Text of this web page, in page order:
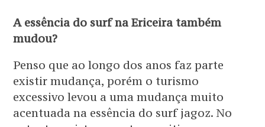
A essência do surf na Ericeira também
mudou?
Penso que ao longo dos anos faz parte
existir mudança, porém o turismo
excessivo levou a uma mudança muito
acentuada na essência do surf jagoz. No